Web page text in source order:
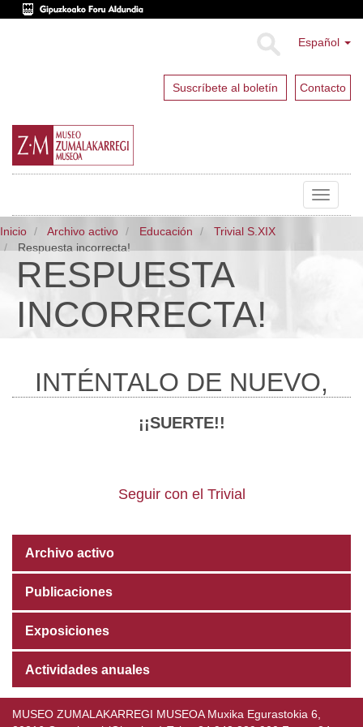
Español
Suscríbete al boletín Contacto
Toggle
Inicio Archivo activo Educación
Trivial S.XIX
Respuesta incorrecta!
RESPUESTA
INCORRECTA!
INTÉNTALO DE NUEVO,
¡¡SUERTE!!
Seguir con el Trivial
Archivo activo
Publicaciones
Exposiciones
Actividades anuales
MUSEO ZUMALAKARREGI MUSEOA Muxika Egurastokia 6,